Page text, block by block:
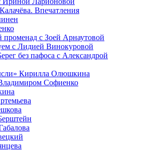
Впечатления
променад с Зоей Арнаутовой
с Лидией Винокуровой
без пафоса с Александрой
Кирилла Олюшкина
Софиенко